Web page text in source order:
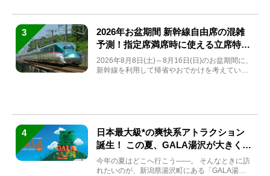
3
2026年お盆期間 新幹線自由席の混雑
予測！指定席満席時に使える立席特急
券も解説
2026年8月8日(土)～8月16日(日)のお盆期間に、
新幹線を利用して帰省やおでかけを考えている
4
日本最大級*の爽快系アトラクション
誕生！ この夏、GALA湯沢が大きく生
まれ変わる
今年の夏はどこへ行こう――。 そんなときに訪
れたいのが、新潟県湯沢町にある「GALA湯